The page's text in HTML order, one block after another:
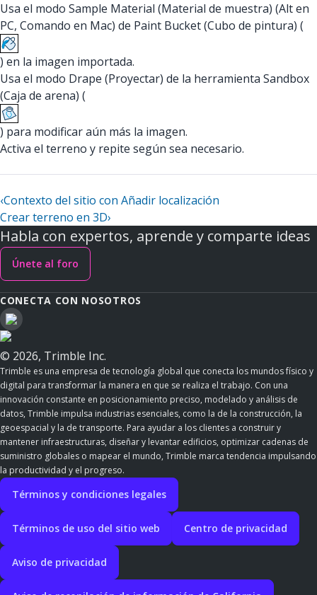
Usa el modo Sample Material (Material de muestra) (Alt en
PC, Comando en Mac) de Paint Bucket (Cubo de pintura) (
) en la imagen importada.
Usa el modo Drape (Proyectar) de la herramienta Sandbox
(Caja de arena) (
) para modificar aún más la imagen.
Activa el terreno y repite según sea necesario.
‹Contexto del sitio con Añadir localización
Crear terreno en 3D›
Habla con expertos, aprende y comparte ideas
Únete al foro
CONECTA CON NOSOTROS
© 2026, Trimble Inc.
Trimble es una empresa de tecnología global que conecta los mundos físico y
digital para transformar la manera en que se realiza el trabajo. Con una
innovación constante en posicionamiento preciso, modelado y análisis de
datos, Trimble impulsa industrias esenciales, como la de la construcción, la
geoespacial y la de transporte. Para ayudar a los clientes a construir y
mantener infraestructuras, diseñar y levantar edificios, optimizar cadenas de
suministro globales o mapear el mundo, Trimble marca tendencia impulsando
la productividad y el progreso.
Términos y condiciones legales
Términos de uso del sitio web Centro de privacidad
Aviso de privacidad